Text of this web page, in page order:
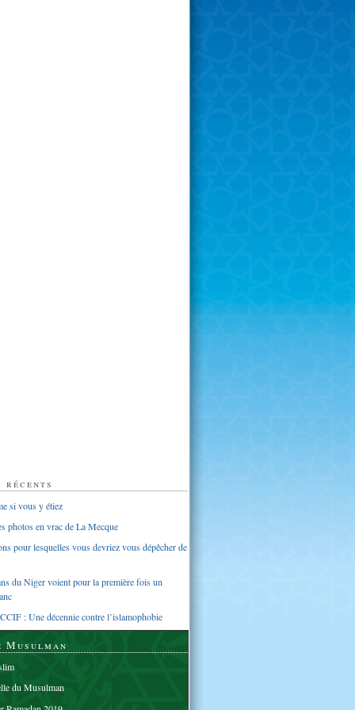
si vous y étiez
photos en vrac de La Mecque
pour lesquelles vous devriez vous dépêcher de
du Niger voient pour la première fois un
: Une décennie contre l’islamophobie
Musulman
du Musulman